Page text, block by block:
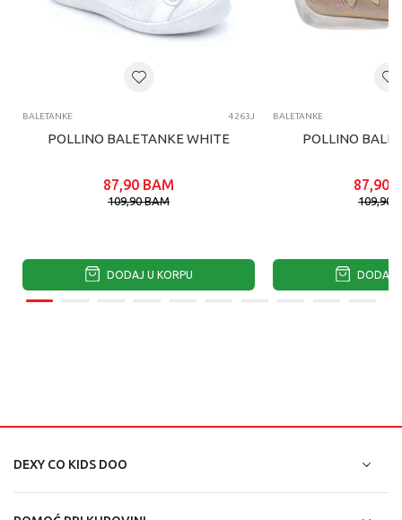
BALETANKE 4263J
POLLINO BALETANKE WHITE
87,90 BAM
109,90BAM
DODAJ U KORPU
BALETANKE
POLLINO
87,90
109,90
DODAJ
DEXY CO KIDS DOO